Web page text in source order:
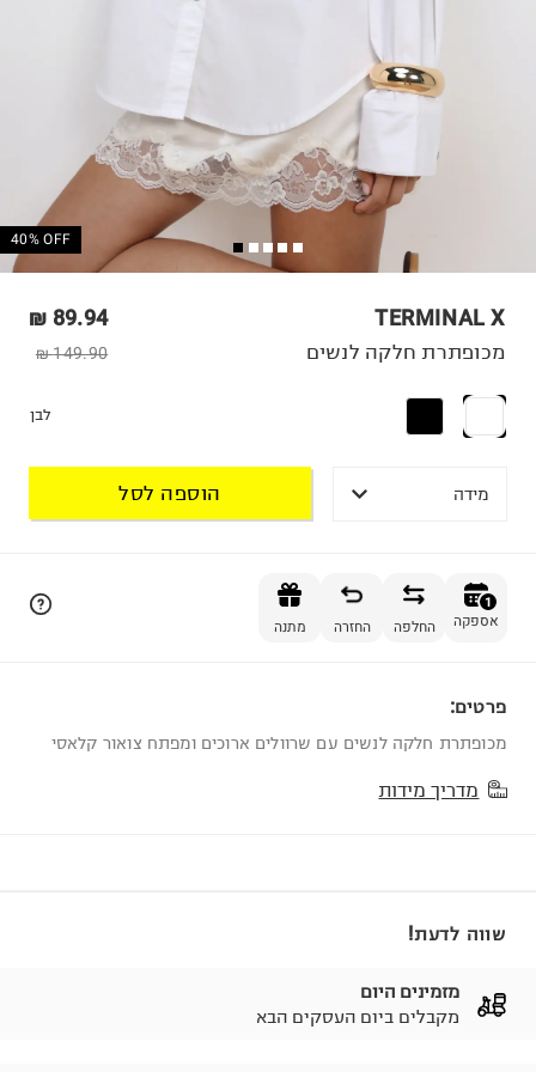
40% OFF
TERMINAL X
89.94 ₪
149.90 ₪ מכופתרת חלקה לנשים
לבן
מידה הוספה לסל
1
אספקה החלפה החזרה מתנה
פרטים:
מכופתרת חלקה לנשים עם שרוולים ארוכים ומפתח צואור קלאסי
מדריך מידות
שווה לדעת!
מזמינים היום
מקבלים ביום העסקים הבא